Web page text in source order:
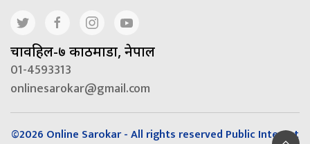
चावहिल-७ काठमाडौं, नेपाल
01-4593313
onlinesarokar@gmail.com
©2026 Online Sarokar - All rights reserved Public Interest